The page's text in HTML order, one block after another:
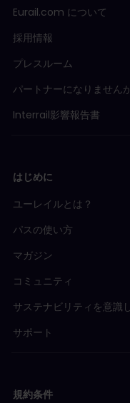
Eurail.com について
採用情報
プレスルーム
パートナーになりません
Interrail影響報告書
はじめに
ユーレイルとは？
パスの使い方
マガジン
コミュニティ
サステナビリティを意識
サポート
規約条件